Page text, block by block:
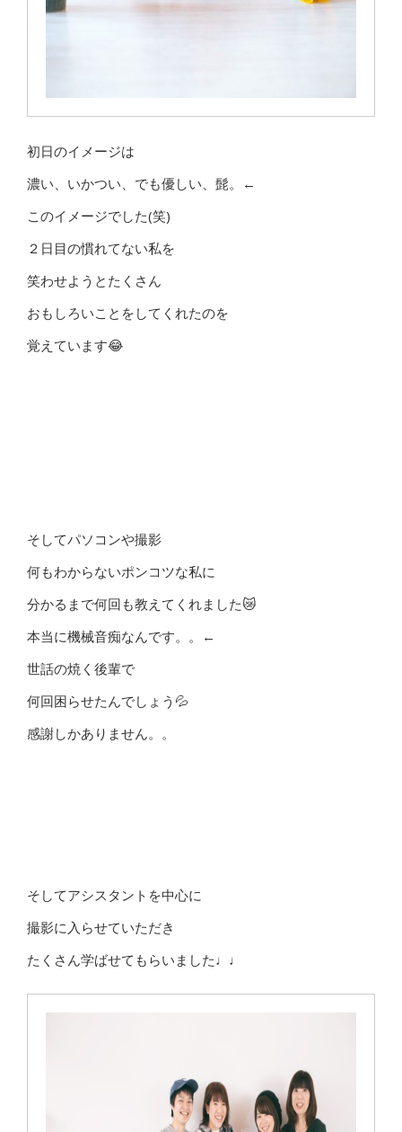
初日のイメージは
濃い、いかつい、でも優しい、髭。←
このイメージでした(笑)
２日目の慣れてない私を
笑わせようとたくさん
おもしろいことをしてくれたのを
覚えています😂
そしてパソコンや撮影
何もわからないポンコツな私に
分かるまで何回も教えてくれました😿
本当に機械音痴なんです。。←
世話の焼く後輩で
何回困らせたんでしょう💦
感謝しかありません。。
そしてアシスタントを中心に
撮影に入らせていただき
たくさん学ばせてもらいました♩♩